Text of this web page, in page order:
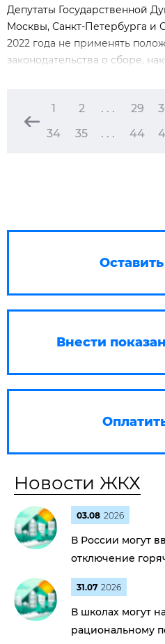
Депутаты Государственной
Москвы, Санкт-Петербурга и
2022 года не применять
законодательства о сборе,
1 2 . . . 29
34
35 . . . 44
Внести
Новости ЖКХ
03.08 2026
В России могут
отключение
31.07 2026
В школах могут
рациональному